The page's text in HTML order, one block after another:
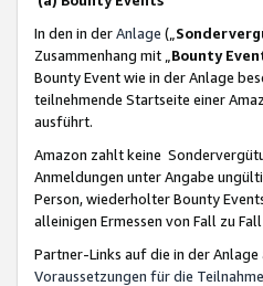
In den in derAnlage („
Zusammenhang mit „ Bounty
Bounty Event wie in der Anlage
teilnehmende Startseite einer
ausführt.
Amazon zahlt keine
Anmeldungen unter Angabe
Person, wiederholter Bounty
alleinigen Ermessen von Fall zu
Partner-Links auf die in der
Voraussetzungen für die